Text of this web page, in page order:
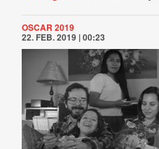
OSCAR 2019
22. FEB. 2019 | 00:23